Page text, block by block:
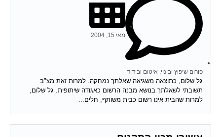
פורום שיפוץ ובינוי, איטום ובידוד
מאי 15, 2004
גל שלום, כתוצאה משגיאה שאלתך נמחקה. למרות זאת מצ"ב
תשובתי לשאלתך בנושא מבנה הרשום כאגודה שיתופית. גל שלום,
למרות שהבית אינו רשום כבית משותף, חלים...